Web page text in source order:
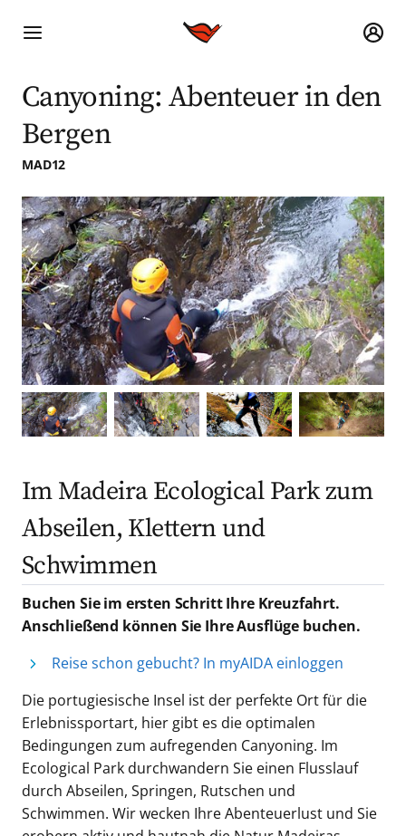
Canyoning: Abenteuer in den
Bergen
MAD12
Im Madeira Ecological Park zum
Abseilen, Klettern und
Schwimmen
Buchen Sie im ersten Schritt Ihre Kreuzfahrt.
Anschließend können Sie Ihre Ausflüge buchen.
Reise schon gebucht? In myAIDA einloggen
Die portugiesische Insel ist der perfekte Ort für die
Erlebnissportart, hier gibt es die optimalen
Bedingungen zum aufregenden Canyoning. Im
Ecological Park durchwandern Sie einen Flusslauf
durch Abseilen, Springen, Rutschen und
Schwimmen. Wir wecken Ihre Abenteuerlust und Sie